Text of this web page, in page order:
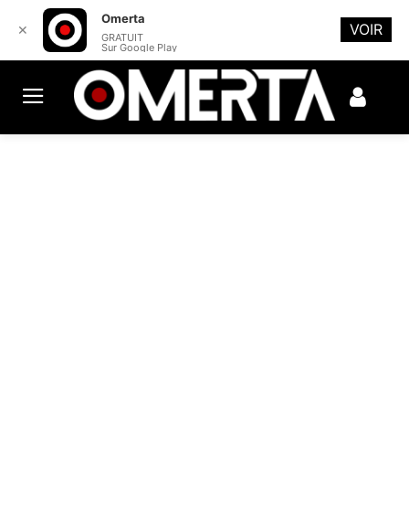
✕
Omerta
GRATUIT
Sur Google Play
VOIR